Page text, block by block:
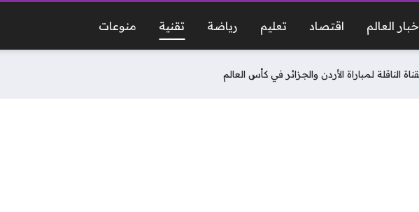
العالم اقتصاد تعليم رياضة تقنية منوعات
الناقلة لمباراة الأردن والجزائر في كأس العالم